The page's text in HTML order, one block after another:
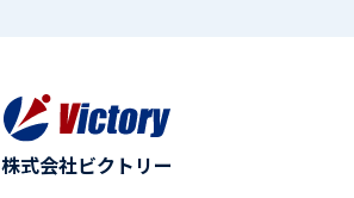
株式会社ビクトリー